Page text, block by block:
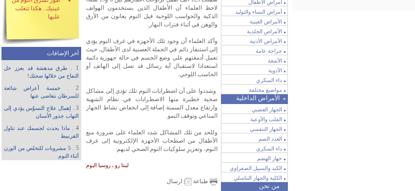
أمراض الأطفال
أمراض النساء والتوليد
الأمراض العينية
الأمراض الجلدية
الأمراض الأذنية
جراحة عامة
الأشعة
الأدوية
داء السكري
مواضيع مختلفة
الأمراض الداخلية
الجهاز العصبي
القلب والأوعية
الجهاز التنفسي
الغدد الصم
داء السكري
جهاز الهضم
الكبد والسبيل الصفراوي
الكلية والجهاز التناسلي
من نحن
عينيك.. هكذا تتغلب
عليها
آخر الإضافات
1 .
طرق مدهشة قد يعزز خل
التفاح من خلالها صحتك!
2 .
خمسة أعراض شائعة
للسرطان نتغاضى عنها
3 .
إهمال علاج التسوّس يؤدي إلى
التهاب جذور الأسنان
4 .
ماذا يحدث لجسمك عند تناول
القرنبيط
5 .
5 مشروبات للتخلص من الوزن
أثناء النوم
لاحظ العلماء أن الأطفال الذين يستخدمون الهواتف
الذكية والحواسب اللوحية قبل النوم يعانون من الأرق
والوهن في أثناء فترات النهار.
وأكد العلماء أن وجود تلك الأجهزة في غرف النوم يؤدي
إلى استنفار دائم في الجملة العصبية لدى الأطفال، حيث
تعمل أدمغتهم على وضع الجسم في حالة جهوزية دائمة
استعدادا لاستقبال أية رسائل قد تصل إلى الهاتف أو
الحاسب اللوحي.
وشددوا على أن اضطرابات النوم تلك تؤدي إلى مشاكل
صحية خطيرة منها الاضطرابات في نظام الشهية
وارتفاع معدل السمنة إضافة إلى انخفاض نشاط الجهاز
المناعي وتوقف النمو.
وللحد من تلك المشاكل شدد العلماء على ضرورة منع
الأطفال من اصطحاب الأجهزة الإلكترونية إلى غرف
النوم، وتعزيزِ سلوكيات النوم الصحي لديهم.
لينتا رو ـ روسيا اليوم
طباعة ارسال